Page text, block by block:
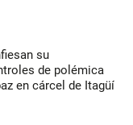
su
de polémica
en cárcel de Itagüí